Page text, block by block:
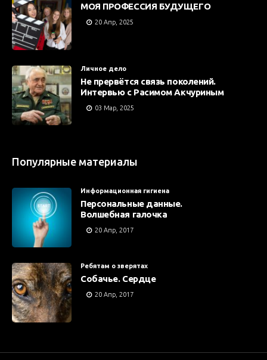
МОЯ ПРОФЕССИЯ БУДУЩЕГО
20 Апр, 2025
Личное дело
Не прервётся связь поколений.
Интервью с Расимом Акчуриным
03 Мар, 2025
Популярные материалы
Информационная гигиена
Персональные данные.
Волшебная галочка
20 Апр, 2017
Ребятам о зверятах
Собачье. Сердце
20 Апр, 2017